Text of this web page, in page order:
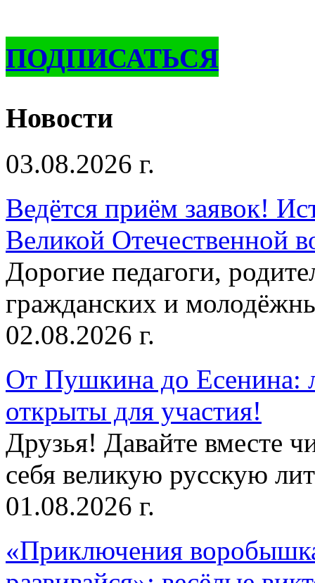
ПОДПИСАТЬСЯ
Новости
03.08.2026 г.
Ведётся приём заявок!
Великой Отечественной
Дорогие педагоги,
гражданских и
02.08.2026 г.
От Пушкина до Есенина:
открыты для участия!
Друзья! Давайте вместе
себя великую русскую
01.08.2026 г.
«Приключения